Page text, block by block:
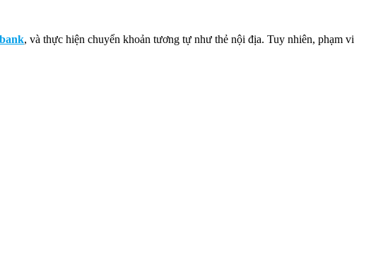
, và thực hiện chuyển khoản tương tự như thẻ nội địa. Tuy nhiên, phạm vi